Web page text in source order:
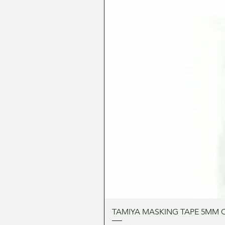
TAMIYA MASKING TAPE 5MM